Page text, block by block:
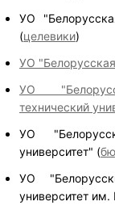
УО
(целевики)
УО
УО
технический
УО
университет" (
УО
университет